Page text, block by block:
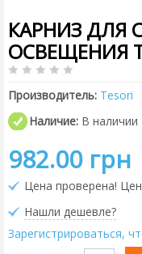
КАРНИЗ ДЛЯ
ОСВЕЩЕНИЯ
Производитель: Tesori
Наличие: В наличии
982.00 грн
Цена проверена!
Нашли дешевле?
Зарегистрироваться,